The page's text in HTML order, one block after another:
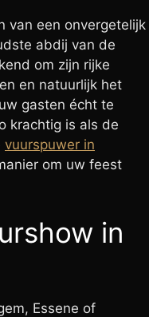
van een onvergetelijk
abdij van de
om zijn rijke
en natuurlijk het
gasten écht te
krachtig is als de
vuurspuwer in
om uw feest
in
Essene of